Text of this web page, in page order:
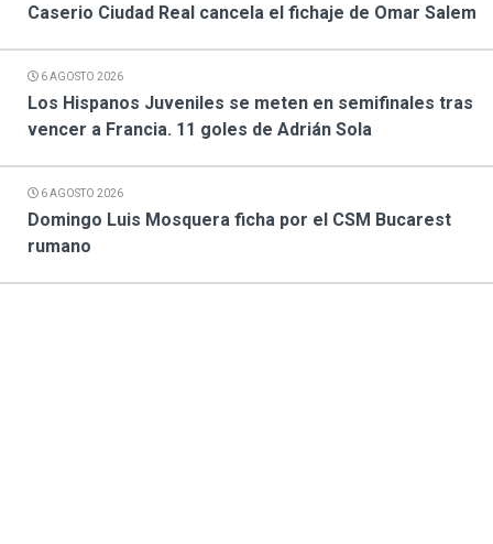
Caserio Ciudad Real cancela el fichaje de Omar Salem
6 AGOSTO 2026
Los Hispanos Juveniles se meten en semifinales tras
vencer a Francia. 11 goles de Adrián Sola
6 AGOSTO 2026
Domingo Luis Mosquera ficha por el CSM Bucarest
rumano